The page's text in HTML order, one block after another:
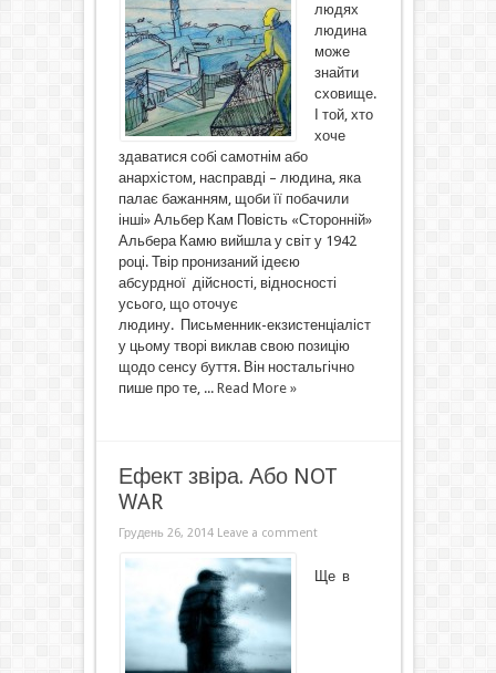
людях
людина
може
знайти
сховище.
І той, хто
хоче
здаватися собі самотнім або
анархістом, насправді – людина, яка
палає бажанням, щоби її побачили
інші» Альбер Кам Повість «Сторонній»
Альбера Камю вийшла у світ у 1942
році. Твір пронизаний ідеєю
абсурдної дійсності, відносності
усього, що оточує
людину. Письменник-екзистенціаліст
у цьому творі виклав свою позицію
щодо сенсу буття. Він ностальгічно
пише про те, ... Read More »
Ефект звіра. Або NOT
WAR
Грудень 26, 2014 Leave a comment
Ще в